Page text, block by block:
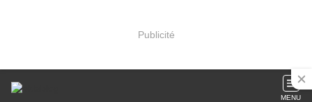
Publicité
MENU